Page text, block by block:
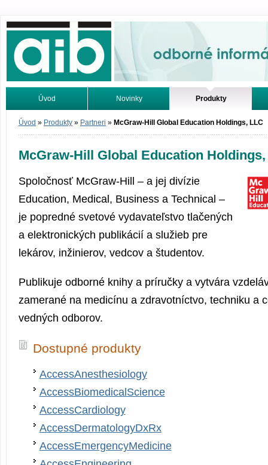
Odborné informácie. Online.
Úvod Novinky Produkty
Vyhľadávanie Tutoriály
Úvod » Produkty » Partneri » McGraw-Hill Global Education Holdings, LLC
McGraw-Hill Global Education
Spoločnosť McGraw-Hill – a jej divízie
Education, Medical, Business a Technical –
je popredné svetové vydavateľstvo tlačených
a elektronických publikácií a služieb pre
lekárov, inžinierov, vedcov a študentov.
Publikuje odborné knihy a príručky a vytvára
zamerané na medicínu a zdravotníctvo, techniku a
vedných odborov.
Dostupné produkty
AccessAnesthesiology
AccessBiomedicalScience
AccessCardiology
AccessDermatologyDxRx
AccessEmergencyMedicine